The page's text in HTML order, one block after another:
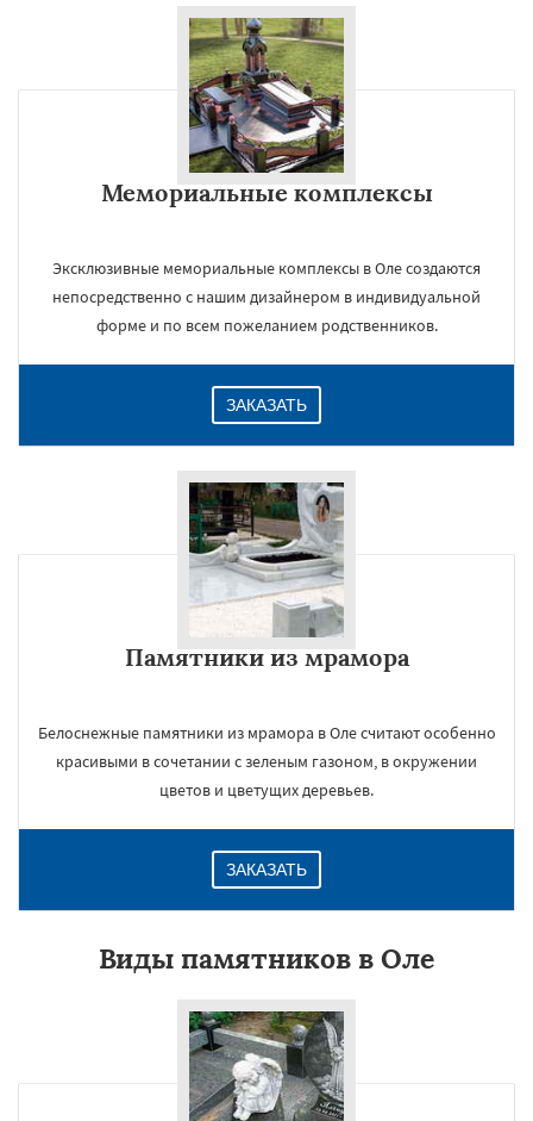
Мемориальные комплексы
Эксклюзивные мемориальные комплексы в Оле создаются
непосредственно с нашим дизайнером в индивидуальной
форме и по всем пожеланием родственников.
ЗАКАЗАТЬ
Памятники из мрамора
Белоснежные памятники из мрамора в Оле считают особенно
красивыми в сочетании с зеленым газоном, в окружении
цветов и цветущих деревьев.
ЗАКАЗАТЬ
Виды памятников в Оле